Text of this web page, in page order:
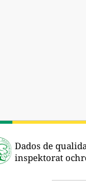
Dados de
inspektorat